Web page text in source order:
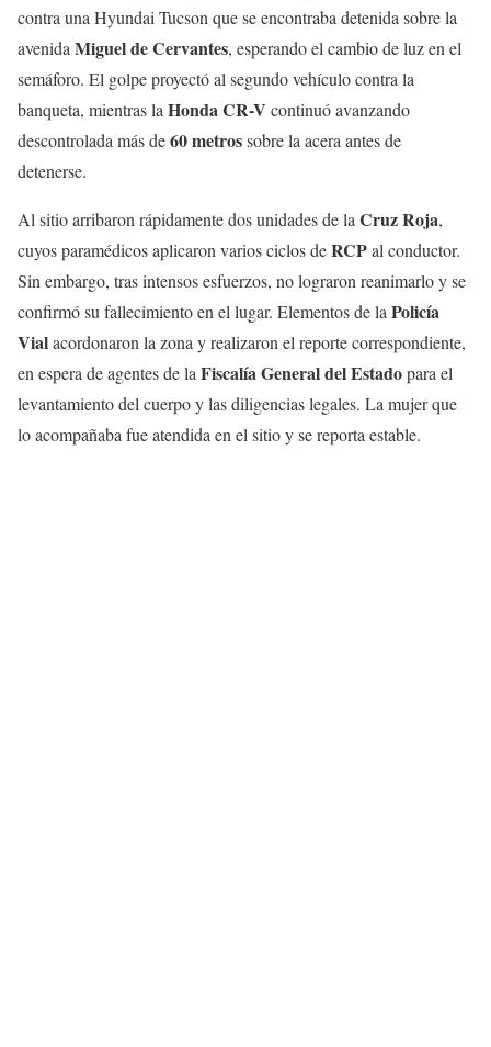
contra una Hyundai Tucson que se encontraba detenida sobre la
avenida Miguel de Cervantes, esperando el cambio de luz en el
semáforo. El golpe proyectó al segundo vehículo contra la
banqueta, mientras la Honda CR-V continuó avanzando
descontrolada más de60 metrossobre la acera antes de
detenerse.
Al sitio arribaron rápidamente dos unidades de la Cruz Roja,
cuyos paramédicos aplicaron varios ciclos deRCPal conductor.
Sin embargo, tras intensos esfuerzos, no lograron reanimarlo y se
confirmó su fallecimiento en el lugar. Elementos de la Policía
Vialacordonaron la zona y realizaron el reporte correspondiente,
en espera de agentes de la Fiscalía General del Estadopara el
levantamiento del cuerpo y las diligencias legales. La mujer que
lo acompañaba fue atendida en el sitio y se reporta estable.